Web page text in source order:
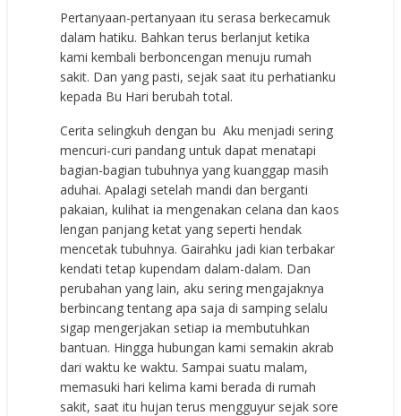
Pertanyaan-pertanyaan itu serasa berkecamuk
dalam hatiku. Bahkan terus berlanjut ketika
kami kembali berboncengan menuju rumah
sakit. Dan yang pasti, sejak saat itu perhatianku
kepada Bu Hari berubah total.
Cerita selingkuh dengan bu Aku menjadi sering
mencuri-curi pandang untuk dapat menatapi
bagian-bagian tubuhnya yang kuanggap masih
aduhai. Apalagi setelah mandi dan berganti
pakaian, kulihat ia mengenakan celana dan kaos
lengan panjang ketat yang seperti hendak
mencetak tubuhnya. Gairahku jadi kian terbakar
kendati tetap kupendam dalam-dalam. Dan
perubahan yang lain, aku sering mengajaknya
berbincang tentang apa saja di samping selalu
sigap mengerjakan setiap ia membutuhkan
bantuan. Hingga hubungan kami semakin akrab
dari waktu ke waktu. Sampai suatu malam,
memasuki hari kelima kami berada di rumah
sakit, saat itu hujan terus mengguyur sejak sore